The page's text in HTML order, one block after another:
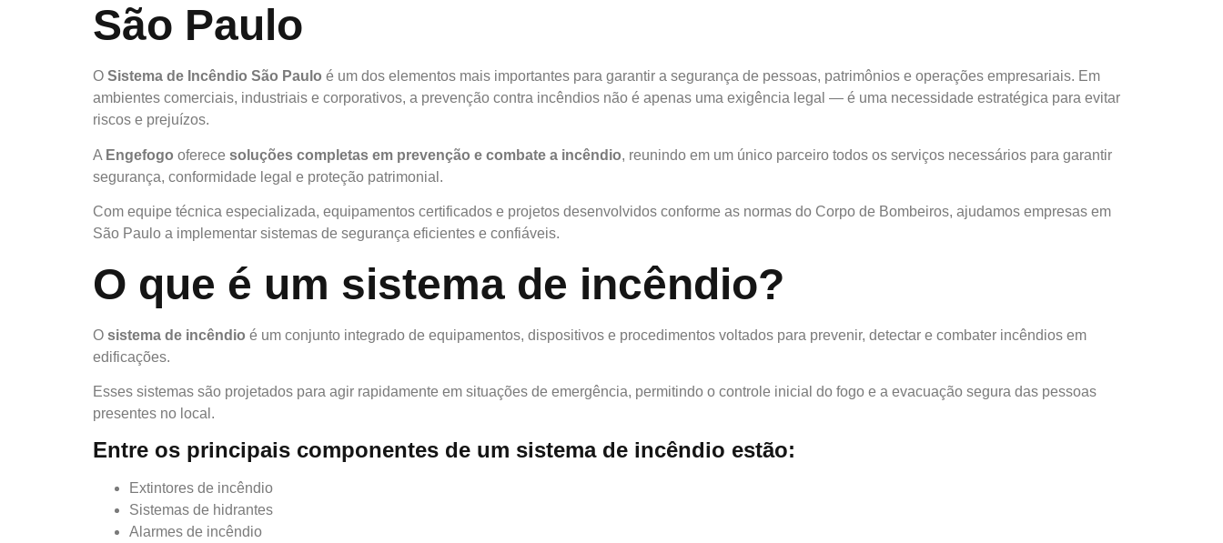
São Paulo
O Sistema de Incêndio São Paulo é um dos elementos mais importantes para garantir a segurança de pessoas, patrimônios e operações empresariais. Em
ambientes comerciais, industriais e corporativos, a prevenção contra incêndios não é apenas uma exigência legal — é uma necessidade estratégica para evitar
riscos e prejuízos.
A Engefogo oferece soluções completas em prevenção e combate a incêndio, reunindo em um único parceiro todos os serviços necessários para garantir
segurança, conformidade legal e proteção patrimonial.
Com equipe técnica especializada, equipamentos certificados e projetos desenvolvidos conforme as normas do Corpo de Bombeiros, ajudamos empresas em
São Paulo a implementar sistemas de segurança eficientes e confiáveis.
O que é um sistema de incêndio?
O sistema de incêndio é um conjunto integrado de equipamentos, dispositivos e procedimentos voltados para prevenir, detectar e combater incêndios em
edificações.
Esses sistemas são projetados para agir rapidamente em situações de emergência, permitindo o controle inicial do fogo e a evacuação segura das pessoas
presentes no local.
Entre os principais componentes de um sistema de incêndio estão:
Extintores de incêndio
Sistemas de hidrantes
Alarmes de incêndio